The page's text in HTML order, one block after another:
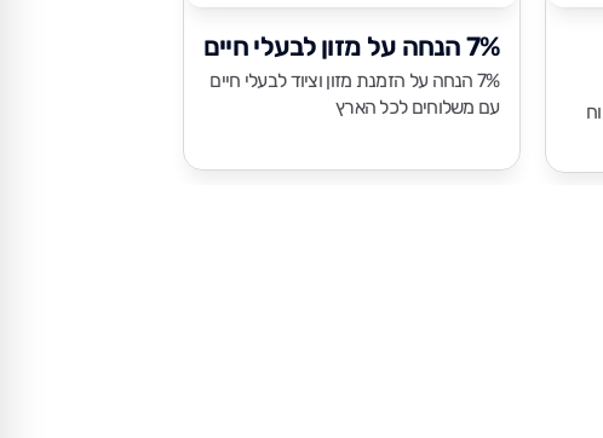
7% הנחה על מזון לבעלי חיים
7% הנחה על הזמנת מזון וציוד לבעלי חיים
עם משלוחים לכל הארץ